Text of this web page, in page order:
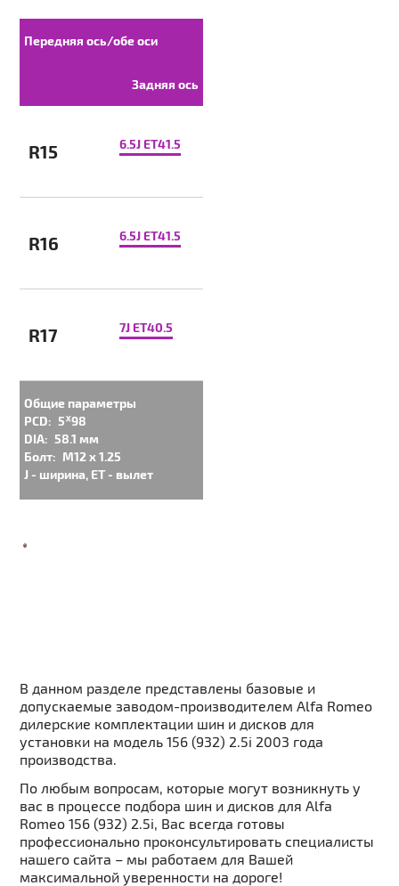
Передняя ось/обе оси
Задняя ось
R15 6.5J ET41.5
R16 6.5J ET41.5
R17 7J ET40.5
Общие параметры
PCD: 5ᕁ98
DIA: 58.1 мм
Болт: M12 x 1.25
J - ширина, ET - вылет
В данном разделе представлены базовые и
допускаемые заводом-производителем Alfa Romeo
дилерские комплектации шин и дисков для
установки на модель 156 (932) 2.5i 2003 года
производства.
По любым вопросам, которые могут возникнуть у
вас в процессе подбора шин и дисков для Alfa
Romeo 156 (932) 2.5i, Вас всегда готовы
профессионально проконсультировать специалисты
нашего сайта – мы работаем для Вашей
максимальной уверенности на дороге!